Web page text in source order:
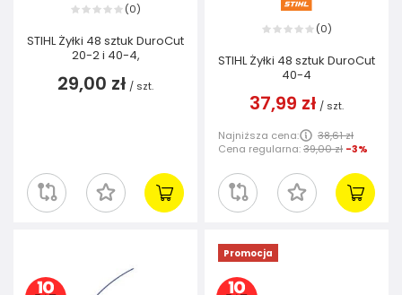
(0)
STIHL Żyłki 48 sztuk DuroCut
20-2 i 40-4,
29,00 zł / szt.
(0)
STIHL Żyłki 48 sztuk DuroCut
40-4
37,99 zł / szt.
Najniższa cena:
38,61 zł
Cena regularna:39,00 zł -3%
Promocja